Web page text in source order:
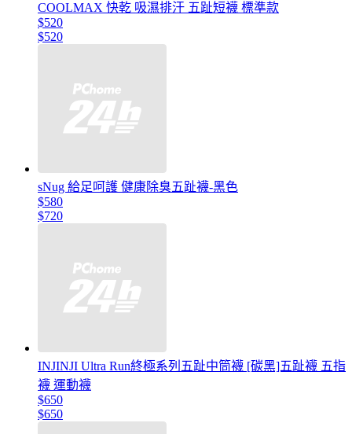
COOLMAX 快乾 吸濕排汗 五趾短襪 標準款
$520
$520
sNug 給足呵護 健康除臭五趾襪-黑色
$580
$720
INJINJI Ultra Run終極系列五趾中筒襪 [碳黑]五趾襪 五指
襪 運動襪
$650
$650